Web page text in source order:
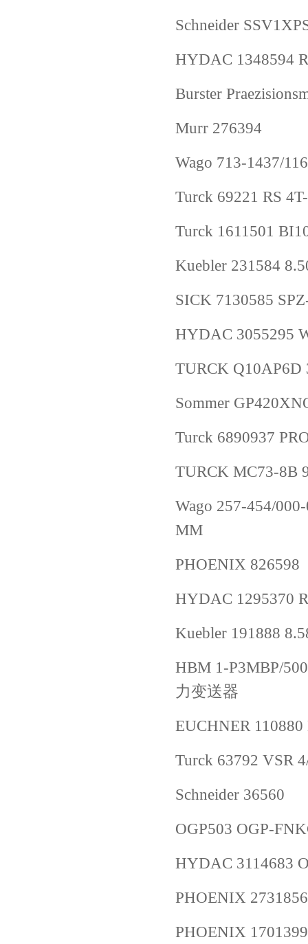
Schneider
HYDAC 1348594
Burster
Murr 276394
Wago 713-1437/
Turck 69221 RS
Turck 1611501
Kuebler 231584
SICK 7130585
HYDAC 3055295
TURCK Q10AP6D
Sommer
Turck 6890937
TURCK MC73-8B
Wago 257-454/
MM
PHOENIX 826598
HYDAC 1295370
Kuebler 191888
HBM 1-P3MBP/
力变送器
EUCHNER
Turck 63792 VSR
Schneider 36560
OGP503 OGP-
HYDAC
PHOENIX 2731856
PHOENIX 1701399